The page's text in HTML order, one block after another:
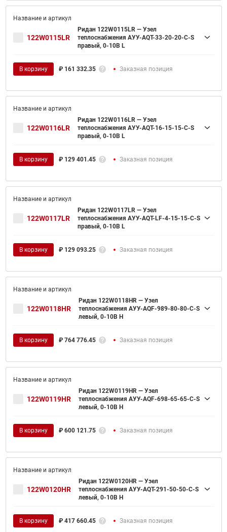
122W0115LR
Ридан 122W0115LR — Узел
теплоснабжения АУУ-AQT-33-20-20-C-S
правый, 0-10В L
В корзину ₽ 161 332.35 Заказная позиция
122W0116LR
Ридан 122W0116LR — Узел
теплоснабжения АУУ-AQT-16-15-15-C-S
правый, 0-10В L
В корзину ₽ 129 401.45 Заказная позиция
122W0117LR
Ридан 122W0117LR — Узел
теплоснабжения АУУ-AQT-LF-4-15-15-C-S
правый, 0-10В L
В корзину ₽ 129 093.25 Заказная позиция
122W0118HR
Ридан 122W0118HR — Узел
теплоснабжения АУУ-AQF-989-80-80-C-S
левый, 0-10В H
В корзину ₽ 764 776.45 Заказная позиция
122W0119HR
Ридан 122W0119HR — Узел
теплоснабжения АУУ-AQF-698-65-65-C-S
левый, 0-10В H
В корзину ₽ 600 121.75 Заказная позиция
122W0120HR
Ридан 122W0120HR — Узел
теплоснабжения АУУ-AQT-291-50-50-C-S
левый, 0-10В H
В корзину ₽ 417 660.45 Заказная позиция